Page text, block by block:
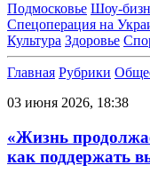
Подмосковье Шоу-
Спецоперация на
Культура Здоровье
Главная Рубрики
03 июня 2026, 18:38
«Жизнь
как поддержать